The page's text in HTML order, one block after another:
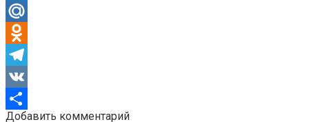
Twitter
Mail.Ru
Odnoklassniki
Telegram
VK
Добавить комментарий